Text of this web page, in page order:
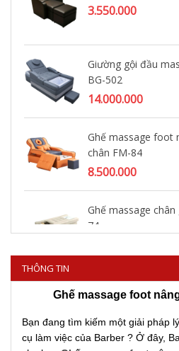
3.550.000
Giường gội đầu
BG-502
14.000.000
Ghế massage foot
chân FM-84
8.500.000
Ghế massage
74
THÔNG TIN
Ghế massage foot
Bạn đang tìm kiếm một giải pháp
cụ làm việc của Barber ? Ở đây,